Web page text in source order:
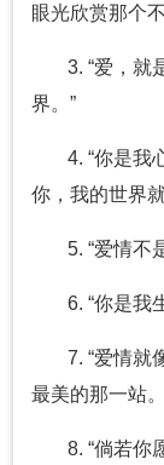
眼光欣赏那个
3. “爱，就
界。”
4. “你是我
你，我的世界
5. “爱情不
6. “你是我
7. “爱情就
最美的那一站
8. “倘若你